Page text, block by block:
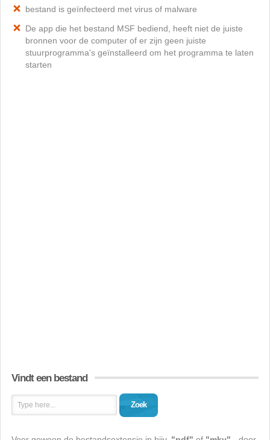
bestand is geïnfecteerd met virus of malware
De app die het bestand MSF bediend, heeft niet de juiste
bronnen voor de computer of er zijn geen juiste
stuurprogramma's geïnstalleerd om het programma te laten
starten
Vindt een bestand
Zoek